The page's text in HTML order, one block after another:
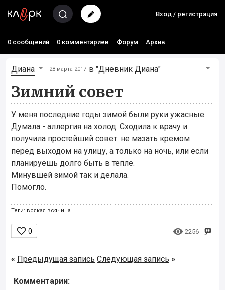
Вход / регистрация
0 сообщений 0 комментариев Форум Архив
Диана 28 марта 2017 в "Дневник Диана"
Зимний совет
У меня последние годы зимой были руки ужасные.
Думала - аллергия на холод. Сходила к врачу и
получила простейший совет: не мазать кремом
перед выходом на улицу, а только на ночь, или если
планируешь долго быть в тепле.
Минувшей зимой так и делала.
Помогло.
Теги: всякая всячина
 0  2256
« Предыдущая запись Следующая запись »
Комментарии: